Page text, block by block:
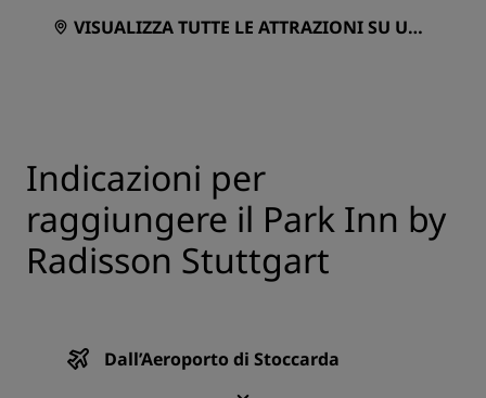
VISUALIZZA TUTTE LE ATTRAZIONI SU UNA
Indicazioni per
raggiungere il Park Inn by
Radisson Stuttgart
Dall’Aeroporto di Stoccarda